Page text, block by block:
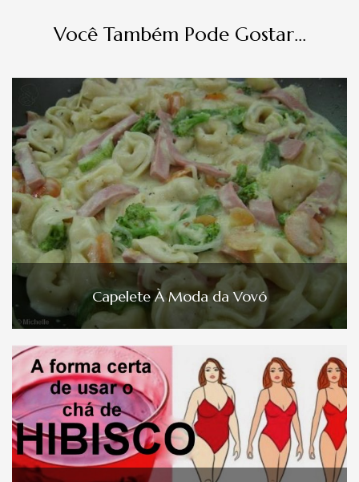
Você Também Pode Gostar...
Capelete À Moda da Vovó